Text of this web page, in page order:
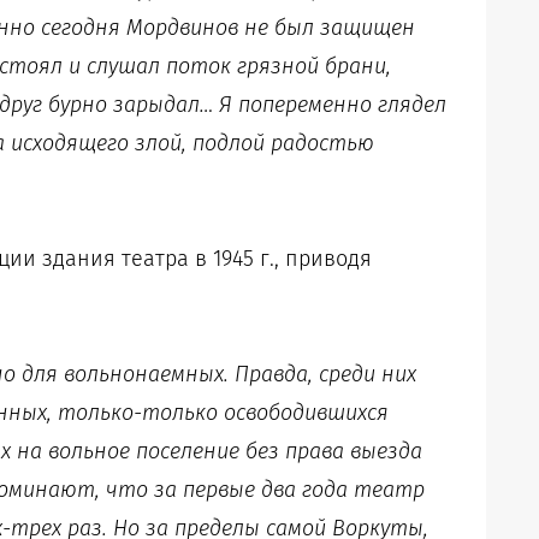
сегодня Мордвинов не был защищен
и слушал поток грязной брани,
бурно зарыдал… Я попеременно глядел
злой, подлой радостью
здания театра в 1945 г., приводя
вольнонаемных. Правда, среди них
только-только освободившихся
вольное поселение без права выезда
что за первые два года театр
раз. Но за пределы самой Воркуты,